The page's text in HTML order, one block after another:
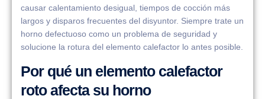
causar calentamiento desigual, tiempos de cocción más
largos y disparos frecuentes del disyuntor. Siempre trate un
horno defectuoso como un problema de seguridad y
solucione la rotura del elemento calefactor lo antes posible.
Por qué un elemento calefactor
roto afecta su horno